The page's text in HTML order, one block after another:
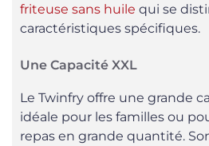
friteuse sans huile qui se
caractéristiques spécifiques.
Une Capacité XXL
Le Twinfry offre une grande
idéale pour les familles ou
repas en grande quantité.